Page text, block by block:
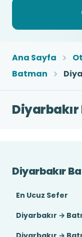
Ana Sayfa
Batman
Diyarbakır
En Ucuz Sefer
Diyarbakır →